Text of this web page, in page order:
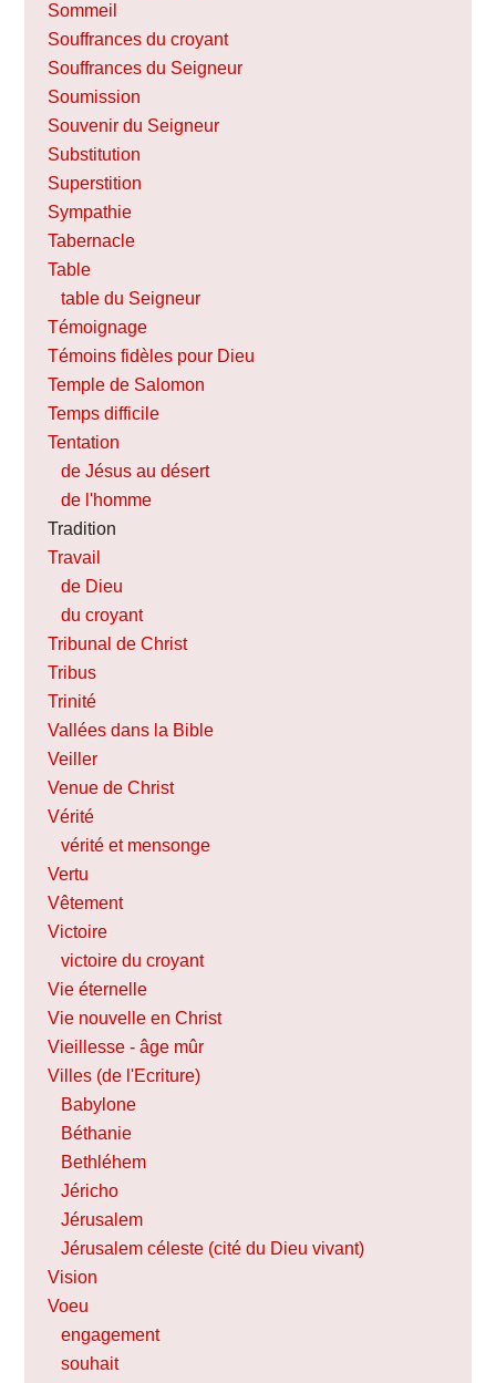
Sommeil
Souffrances du croyant
Souffrances du Seigneur
Soumission
Souvenir du Seigneur
Substitution
Superstition
Sympathie
Tabernacle
Table
table du Seigneur
Témoignage
Témoins fidèles pour Dieu
Temple de Salomon
Temps difficile
Tentation
de Jésus au désert
de l'homme
Tradition
Travail
de Dieu
du croyant
Tribunal de Christ
Tribus
Trinité
Vallées dans la Bible
Veiller
Venue de Christ
Vérité
vérité et mensonge
Vertu
Vêtement
Victoire
victoire du croyant
Vie éternelle
Vie nouvelle en Christ
Vieillesse - âge mûr
Villes (de l'Ecriture)
Babylone
Béthanie
Bethléhem
Jéricho
Jérusalem
Jérusalem céleste (cité du Dieu vivant)
Vision
Voeu
engagement
souhait